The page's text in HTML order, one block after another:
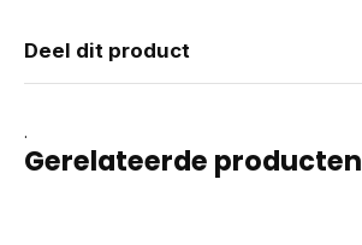
Deel dit product
.
Gerelateerde producten